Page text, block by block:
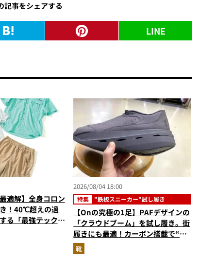
記事をシェアする
LINE
適解】全身コロン
！40℃超えの過
る「最強テックウ
プ
2026/08/04 18:00
特集 "鉄板スニーカー"試し履き
【Onの究極の1足】PAFデザインの
「クラウドブーム」を試し履き。街
履きにも最適！カーボン搭載で“走
れるハイテク靴”の最高峰
靴